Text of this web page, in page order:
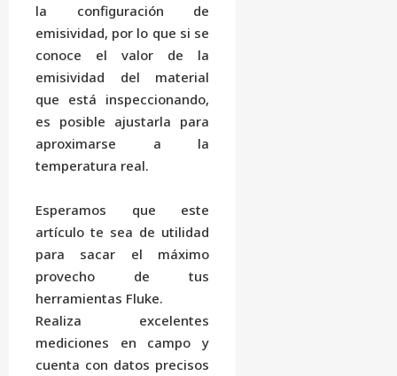
la configuración de
emisividad, por lo que si se
conoce el valor de la
emisividad del material
que está inspeccionando,
es posible ajustarla para
aproximarse a la
temperatura real.
Esperamos que este
artículo te sea de utilidad
para sacar el máximo
provecho de tus
herramientas Fluke.
Realiza excelentes
mediciones en campo y
cuenta con datos precisos